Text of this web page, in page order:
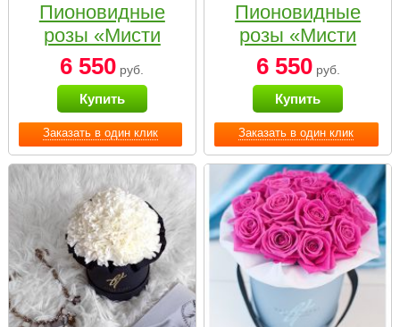
Заказать в один клик
Пионовидные
розы «Мисти
бабблс» в белой
коробке Small
6 550 руб.
Купить
Заказать в один клик
Пионовидные
розы «Мисти
бабблс» в
черной коробке
Small
6 550руб.
Купить